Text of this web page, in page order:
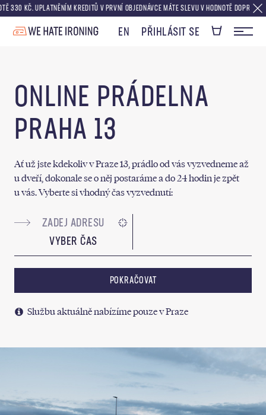
UPLATNĚNÍM KREDITŮ V PRVNÍ OBJEDNÁVCE MÁTE SLEVU V HODNOTĚ DOPRAVY
EN PŘIHLÁSIT SE
ONLINE PRÁDELNA
PRAHA 13
Ať už jste kdekoliv v Praze 13, prádlo od vás vyzvedneme až
u dveří, dokonale se o něj postaráme a do 24 hodin je zpět
u vás. Vyberte si vhodný čas vyzvednutí:
VYBER ČAS
POKRAČOVAT
Službu aktuálně nabízíme pouze v Praze